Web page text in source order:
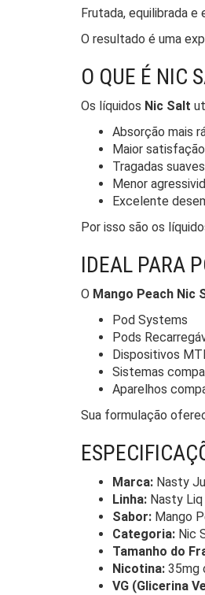
Frutada, equilibrada
O resultado é uma
O QUE É NIC
Os líquidos Nic Salt
Absorção mais
Maior
Tragadas suaves
Menor
Excelente
Por isso são os
IDEAL PARA
O Mango Peach Nic
Pod Systems
Pods
Dispositivos
Sistemas
Aparelhos
Sua formulação
Marca: Nasty
Linha: Nasty Liq
Sabor: Mango
Categoria: Nic
Tamanho do
Nicotina: 35mg
VG (Glicerina